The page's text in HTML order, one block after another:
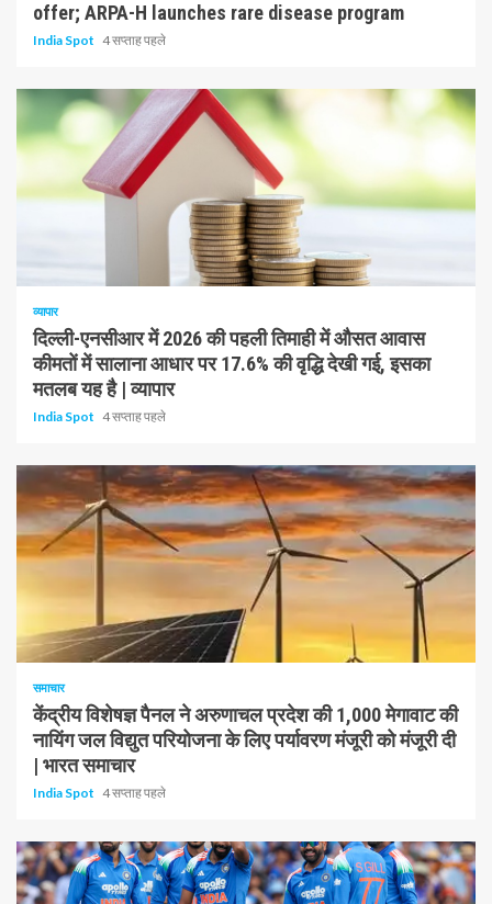
offer; ARPA-H launches rare disease program
India Spot 4 सप्ताह पहले
व्यापार
दिल्ली-एनसीआर में 2026 की पहली तिमाही में औसत आवास
कीमतों में सालाना आधार पर 17.6% की वृद्धि देखी गई, इसका
मतलब यह है | व्यापार
India Spot 4 सप्ताह पहले
1 न्यूनतम पढ़ा
समाचार
केंद्रीय विशेषज्ञ पैनल ने अरुणाचल प्रदेश की 1,000 मेगावाट की
नायिंग जल विद्युत परियोजना के लिए पर्यावरण मंजूरी को मंजूरी दी
| भारत समाचार
India Spot 4 सप्ताह पहले